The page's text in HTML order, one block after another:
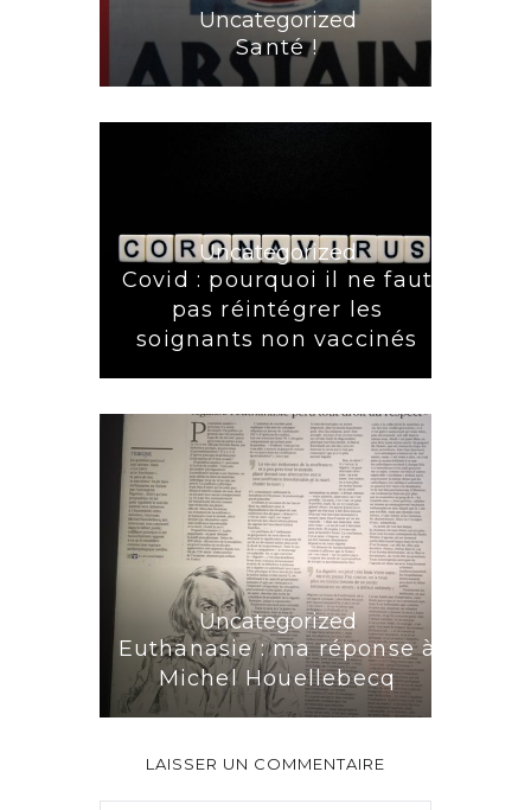
Uncategorized
Santé !
Uncategorized
Covid : pourquoi il ne faut
pas réintégrer les
soignants non vaccinés
Uncategorized
Euthanasie : ma réponse à
Michel Houellebecq
LAISSER UN COMMENTAIRE